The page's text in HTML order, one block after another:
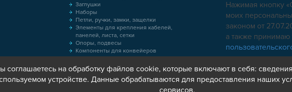
Нажимая кнопку
моих
законом от
а также принимаю
Заглушки
Наборы
Петли, ручки, замки, защелки
Элементы для крепления кабелей,
панелей, листа, сетки
Опоры, подвесы
Компоненты для конвейеров
Колёса
Оснастка
Метрический крепеж
Пластиковые коробки
соглашаетесь на обработку файлов cookie, которые включают в себя:
устройстве. Данные обрабатываются для предоставления наших
сервисов.